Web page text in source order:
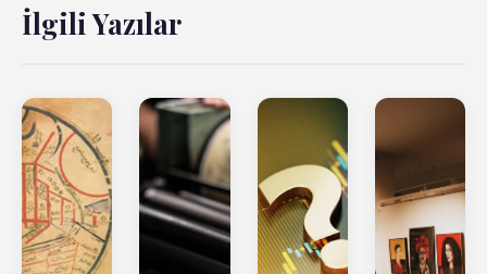
İlgili Yazılar